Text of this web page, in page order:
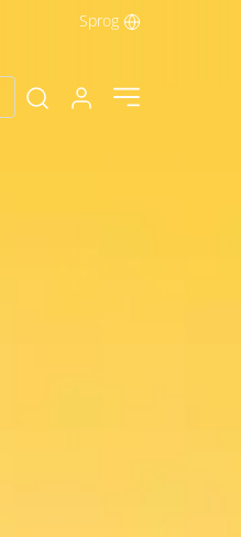
Sprog
Log ind her